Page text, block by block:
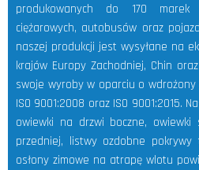
produkowanych do 170 marek
ciężarowych, autobusów oraz
naszej produkcji jest wysyłane na
krajów Europy Zachodniej, Chin
swoje wyroby w oparciu o
ISO 9001:2008 oraz ISO 9001:2015.
owiewki na drzwi boczne,
przedniej, listwy ozdobne
osłony zimowe na atrapę wlotu